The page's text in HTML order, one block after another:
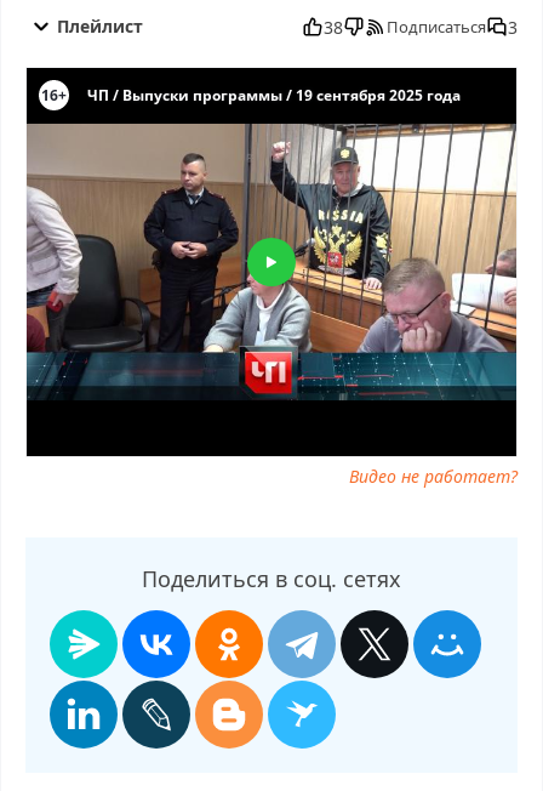
19.09.2025 смотреть онлайн, ЧП от 19.09.2025 последний
19.09.2025 сегодня смотреть, ЧП от 19.09.2025 выпуск онлайн,
ЧП от 19.09.2025 эфир, ЧП от 19.09.2025 прямо сейчас, ЧП от
19.09.2025 телепередача, прямой эфир ЧП от 19.09.2025
онлайн бесплатно, программа ЧП от 19.09.2025, смотреть ЧП от
19.09.2025 онлайн, самое интересное в ЧП от 19.09.2025, ЧП от
19.09.2025 смотреть сегодня, смотреть онлайн ЧП от
19.09.2025, ток шоу ЧП от 19.09.2025, смотреть программу ЧП
от 19.09.2025
Плейлист 38 Подписаться 3
Видео не работает?
Поделиться в соц. сетях